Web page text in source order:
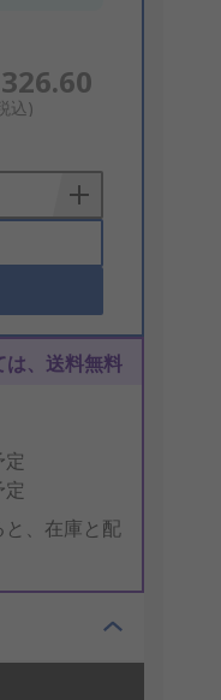
込)
、送料無料
定
定
と、在庫と配